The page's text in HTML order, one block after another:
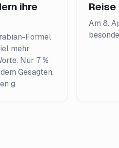
ihre
Formel
mehr
Nur 7 %
Gesagten,
g
Reise
Am 8.